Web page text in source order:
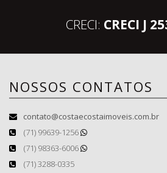
CRECI: CRECI J
NOSSOS CONTATOS
contato@costaecostaimoveis.com.br
(71) 99639-1256
(71) 98363-6006
(71) 3288-0335